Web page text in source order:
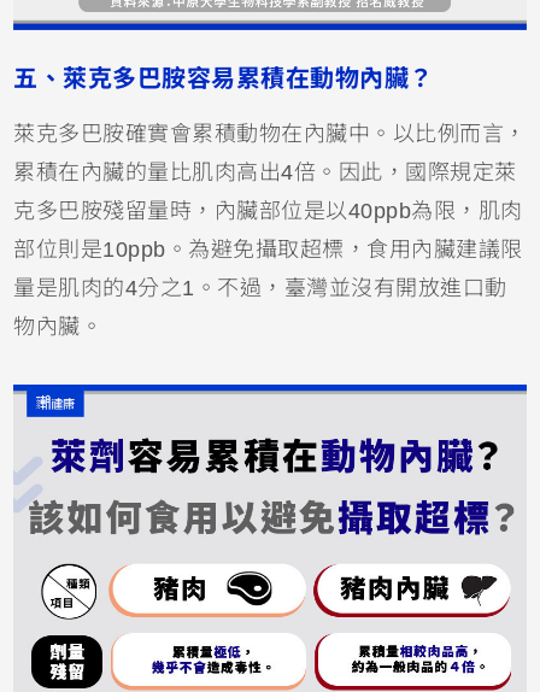
五、萊克多巴胺容易累積在動物內臟？
萊克多巴胺確實會累積動物在內臟中。以比例而言，
累積在內臟的量比肌肉高出4倍。因此，國際規定萊
克多巴胺殘留量時，內臟部位是以40ppb為限，肌肉
部位則是10ppb。為避免攝取超標，食用內臟建議限
量是肌肉的4分之1。不過，臺灣並沒有開放進口動
物內臟。